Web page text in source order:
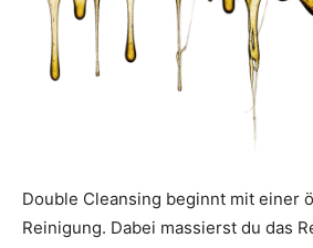
Double Cleansing beginnt mit einer
Reinigung. Dabei massierst du das